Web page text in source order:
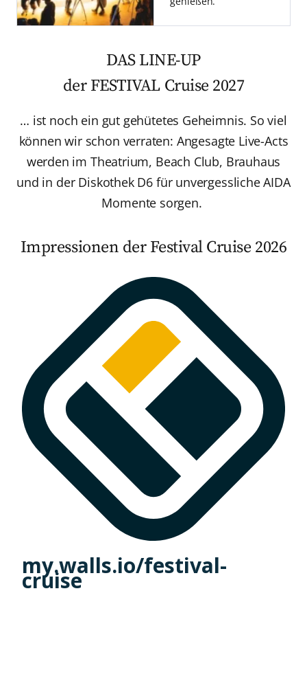
DAS LINE-UP
der FESTIVAL Cruise 2027
… ist noch ein gut gehütetes Geheimnis. So viel
können wir schon verraten: Angesagte Live-Acts
werden im Theatrium, Beach Club, Brauhaus
und in der Diskothek D6 für unvergessliche AIDA
Momente sorgen.
Impressionen der Festival Cruise 2026